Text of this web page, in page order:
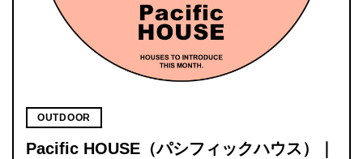
OUTDOOR
Pacific HOUSE（パシフィックハウス）｜